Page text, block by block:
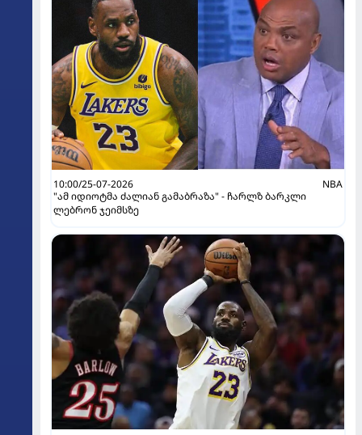
10:00/25-07-2026
NBA
"ამ იდიოტმა ძალიან გამაბრაზა" - ჩარლზ ბარკლი
ლებრონ ჯეიმსზე